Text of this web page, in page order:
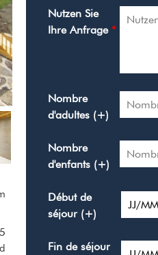
Nutzen Sie
Ihre Anfrage *
Nombre
d'adultes (+)
Nombre
d'enfants (+)
Début de
séjour (+)
Fin de séjour